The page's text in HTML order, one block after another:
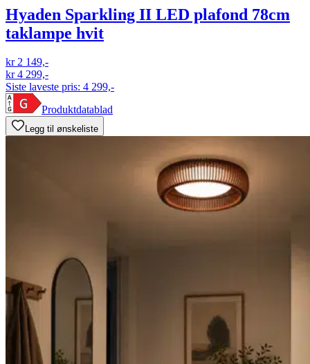
Hyaden Sparkling II LED plafond 78cm
taklampe hvit
kr 2 149,-
kr 4 299,-
Siste laveste pris: 4 299,-
Produktdatablad
Legg til ønskeliste